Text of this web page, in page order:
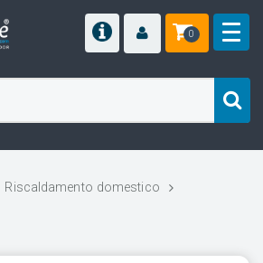
0
Riscaldamento domestico